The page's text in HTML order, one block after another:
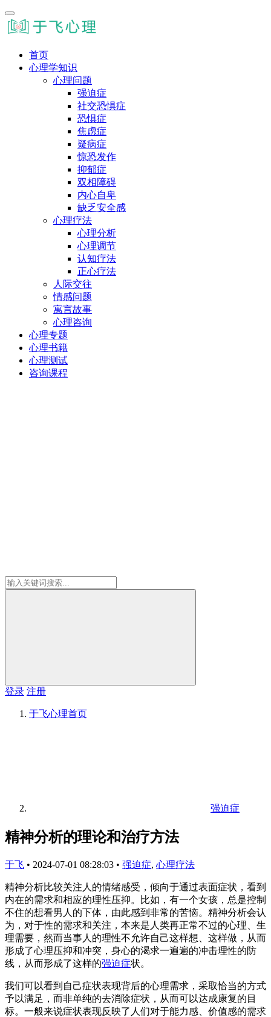
首页
心理学知识
心理问题
强迫症
社交恐惧症
恐惧症
焦虑症
疑病症
惊恐发作
抑郁症
双相障碍
内心自卑
缺乏安全感
心理疗法
心理分析
心理调节
认知疗法
正心疗法
人际交往
情感问题
寓言故事
心理咨询
心理专题
心理书籍
心理测试
咨询课程
登录 注册
于飞心理首页
强迫症
精神分析的理论和治疗方法
于飞 • 2024-07-01 08:28:03 • 强迫症, 心理疗法
精神分析比较关注人的情绪感受，倾向于通过表面症状，看到
内在的需求和相应的理性压抑。比如，有一个女孩，总是控制
不住的想看男人的下体，由此感到非常的苦恼。精神分析会认
为，对于性的需求和关注，本来是人类再正常不过的心理、生
理需要，然而当事人的理性不允许自己这样想、这样做，从而
形成了心理压抑和冲突，身心的渴求一遍遍的冲击理性的防
线，从而形成了这样的强迫症状。
我们可以看到自己症状表现背后的心理需求，采取恰当的方式
予以满足，而非单纯的去消除症状，从而可以达成康复的目
标。一般来说症状表现反映了人们对于能力感、价值感的需求